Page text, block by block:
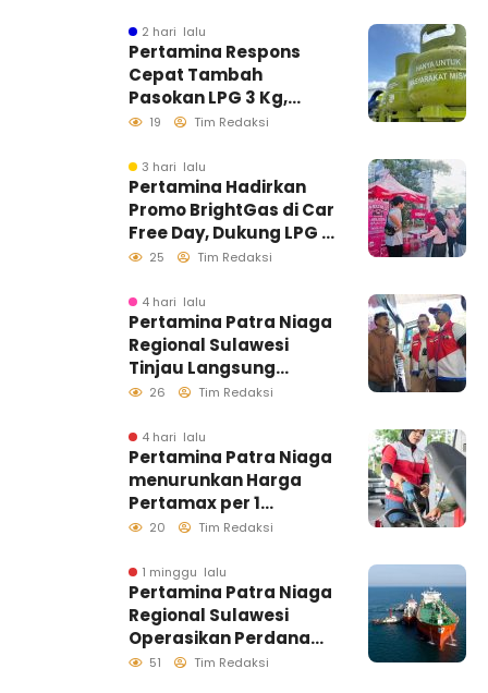
2 hari lalu
Pertamina Respons
Cepat Tambah
Pasokan LPG 3 Kg,
Kondisi Penyaluran di
Berlangsung Kondusif
19 Tim Redaksi
3 hari lalu
Pertamina Hadirkan
Promo BrightGas di Car
Free Day, Dukung LPG 3
Kg Tepat Sasaran
25 Tim Redaksi
4 hari lalu
Pertamina Patra Niaga
Regional Sulawesi
Tinjau Langsung
Pelayanan SPBU di
Distribusi Biosolar
Berjalan Optimal
26 Tim Redaksi
4 hari lalu
Pertamina Patra Niaga
menurunkan Harga
Pertamax per 1
Agustus 2026
20 Tim Redaksi
1 minggu lalu
Pertamina Patra Niaga
Regional Sulawesi
Operasikan Perdana
Ship to Ship
51 Tim Redaksi